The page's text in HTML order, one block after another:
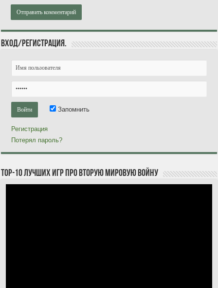
Вход/Регистрация.
Запомнить
Регистрация
Потерял пароль?
TOP-10 лучших игр про Вторую мировую войну